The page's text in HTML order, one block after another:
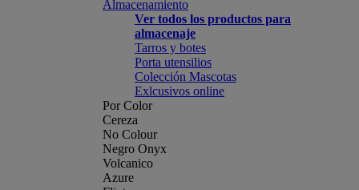
Almacenamiento
Ver todos los productos para
almacenaje
Tarros y botes
Porta utensilios
Colección Mascotas
Exlcusivos online
Por Color
Cereza
No Colour
Negro Onyx
Volcanico
Azure